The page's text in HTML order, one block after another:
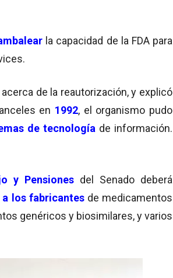
la capacidad de la FDA para
de la reautorización, y explicó
en 1992, el organismo pudo
de tecnología de información.
y Pensiones del Senado deberá
a los fabricantesde medicamentos
genéricos y biosimilares, y varios